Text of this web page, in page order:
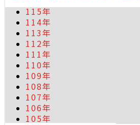
115年
114年
113年
112年
111年
110年
109年
108年
107年
106年
105年